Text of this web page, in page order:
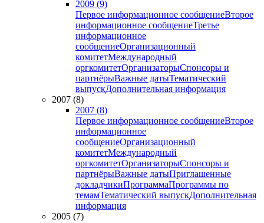
2009 (9)
Первое информационное сообщениеВторое
информационное сообщениеТретье
информационное
сообщениеОрганизационный
комитетМеждународный
оргкомитетОрганизаторыСпонсоры и
партнёрыВажные датыТематический
выпускДополнительная информация
2007 (8)
2007 (8)
Первое информационное сообщениеВторое
информационное
сообщениеОрганизационный
комитетМеждународный
оргкомитетОрганизаторыСпонсоры и
партнёрыВажные датыПриглашенные
докладчикиПрограммаПрограммы по
темамТематический выпускДополнительная
информация
2005 (7)